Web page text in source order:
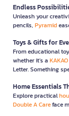
Endless
Unleash your
pencils, Pyramid
Toys & Gifts for
From educational
whether it’s a
Letter. Something
Home Essentials
Explore practical
Double A Careface